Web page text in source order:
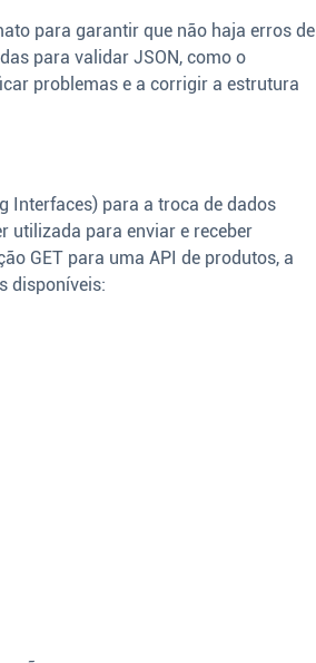
para garantir que não haja erros de
para validar JSON, como o
problemas e a corrigir a estrutura
Interfaces) para a troca de dados
utilizada para enviar e receber
GET para uma API de produtos, a
disponíveis: